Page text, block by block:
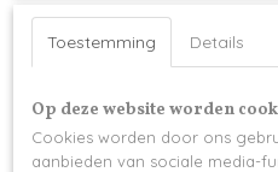
Ook interessant
Toestemming Details
Op deze website worden
Cookies worden door ons
aanbieden van sociale media-